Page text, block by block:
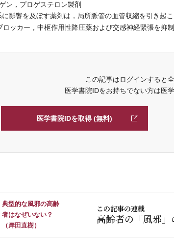
ン，プロゲステロン製剤
影響を及ぼす薬剤は，局所脈管の血管収縮を引き起
ロッカー，中枢作用性降圧薬および交感神経緊張を抑
この記事はログインすると
医学書院IDをお持ちでない方は医
医学書院IDを取得 (無料)
この記事の連載
高齢者の「風邪」
典型的な風邪の高齢
者はなぜいない？
（岸田直樹）